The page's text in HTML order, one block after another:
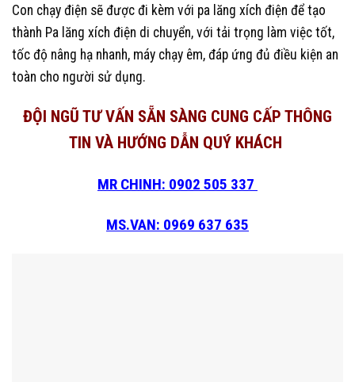
Con chạy điện sẽ được đi kèm với pa lăng xích điện để tạo
thành Pa lăng xích điện di chuyển, với tải trọng làm việc tốt,
tốc độ nâng hạ nhanh, máy chạy êm, đáp ứng đủ điều kiện an
toàn cho người sử dụng.
ĐỘI NGŨ TƯ VẤN SẴN SÀNG CUNG CẤP THÔNG
TIN VÀ HƯỚNG DẪN QUÝ KHÁCH
MR CHINH: 0902 505 337
MS.VAN: 0969 637 635